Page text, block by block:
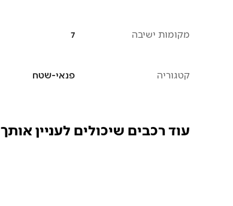
מקומות ישיבה 7
קטגוריה פנאי-שטח
עוד רכבים שיכולים לעניין אותך